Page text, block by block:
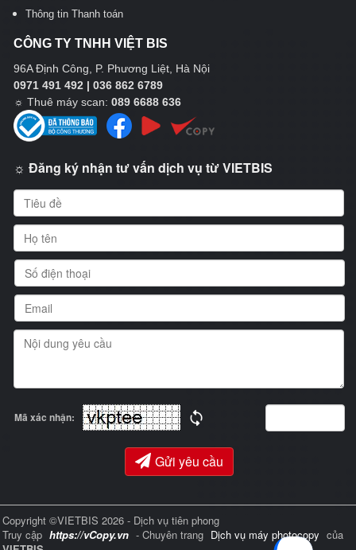
Thông tin Thanh toán
CÔNG TY TNHH VIỆT BIS
96A Định Công, P. Phương Liệt, Hà Nội
0971 491 492 | 036 862 6789
☼ Thuê máy scan: 089 6688 636
☼ Đăng ký nhận tư vấn dịch vụ từ VIETBIS
Mã xác nhận:
Gửi yêu cầu
Copyright ©VIETBIS 2026 - Dịch vụ tiên phong
Truy cập https://vCopy.vn - Chuyên trang Dịch vụ máy photocopy của